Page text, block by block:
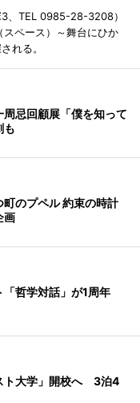
、TEL 0985-28-3208）
ペース）～舞台にひか
れる。
忌回顧展「僕を知って
も
のプペル 約束の時計
画
「哲学対話」が1周年
ト大学」開校へ 3泊4